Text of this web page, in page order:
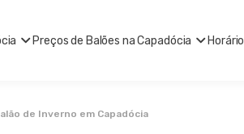
Preços de Balões na Capadócia
de Inverno em Capadócia